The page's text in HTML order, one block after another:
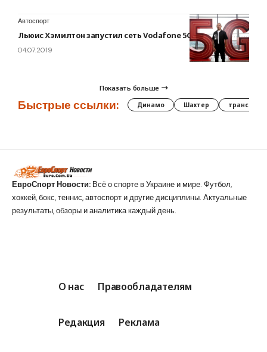
Автоспорт
Льюис Хэмилтон запустил сеть Vodafone 5G
04.07.2019
Показать больше
Быстрые ссылки: Динамо Шахтер трансферы
ЕвроСпорт Новости: Всё о спорте в Украине и мире. Футбол,
хоккей, бокс, теннис, автоспорт и другие дисциплины. Актуальные
результаты, обзоры и аналитика каждый день.
О нас Правообладателям
Редакция Реклама